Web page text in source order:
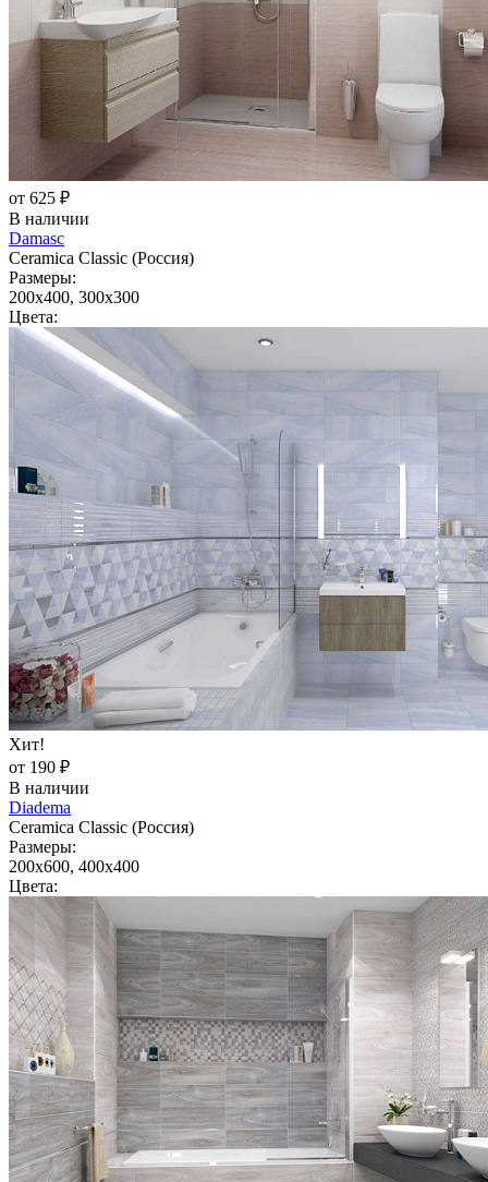
от 625 ₽
В наличии
Damasc
Ceramica Classic (Россия)
Размеры:
200x400, 300x300
Цвета:
Хит!
от 190 ₽
В наличии
Diadema
Ceramica Classic (Россия)
Размеры:
200x600, 400x400
Цвета: